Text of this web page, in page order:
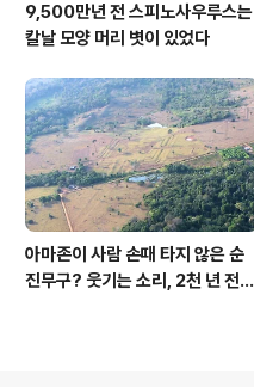
9,500만년 전 스피노사우루스는
칼날 모양 머리 볏이 있었다
아마존이 사람 손때 타지 않은 순
진무구? 웃기는 소리, 2천 년 전에